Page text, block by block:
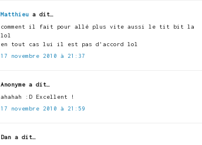
Matthieu a dit…
comment il fait pour allé plus vite aussi le tit bit la
lol
en tout cas lui il est pas d'accord lol
17 novembre 2010 à 21:37
Anonyme a dit…
ahahah :D Excellent !
17 novembre 2010 à 21:59
Dan a dit…